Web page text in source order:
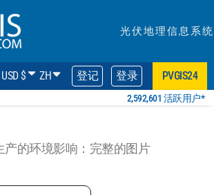
光伏地理信息系统
USD $ ZH 登记 登录 PVGIS24
2,592,601 活跃用户*
产的环境影响：完整的图片